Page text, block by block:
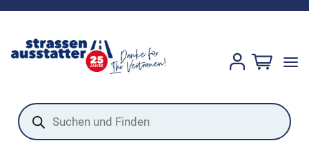
Products
search